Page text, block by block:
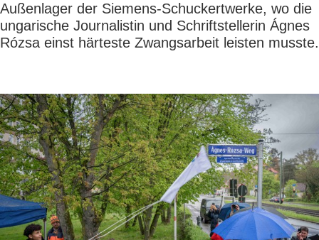
Außenlager der Siemens-Schuckertwerke, wo die
ungarische Journalistin und Schriftstellerin Ágnes
Rózsa einst härteste Zwangsarbeit leisten musste.